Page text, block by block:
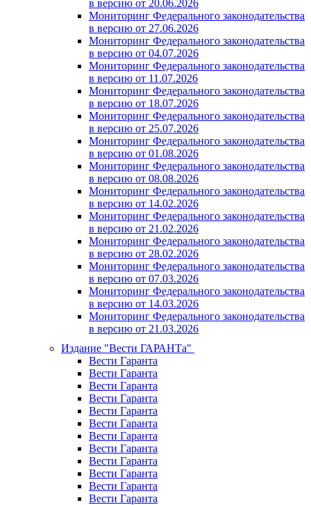
в версию от 20.06.2026
Мониторинг Федерального законодательства
в версию от 27.06.2026
Мониторинг Федерального законодательства
в версию от 04.07.2026
Мониторинг Федерального законодательства
в версию от 11.07.2026
Мониторинг Федерального законодательства
в версию от 18.07.2026
Мониторинг Федерального законодательства
в версию от 25.07.2026
Мониторинг Федерального законодательства
в версию от 01.08.2026
Мониторинг Федерального законодательства
в версию от 08.08.2026
Мониторинг Федерального законодательства
в версию от 14.02.2026
Мониторинг Федерального законодательства
в версию от 21.02.2026
Мониторинг Федерального законодательства
в версию от 28.02.2026
Мониторинг Федерального законодательства
в версию от 07.03.2026
Мониторинг Федерального законодательства
в версию от 14.03.2026
Мониторинг Федерального законодательства
в версию от 21.03.2026
Издание "Вести ГАРАНТа"
Вести Гаранта
Вести Гаранта
Вести Гаранта
Вести Гаранта
Вести Гаранта
Вести Гаранта
Вести Гаранта
Вести Гаранта
Вести Гаранта
Вести Гаранта
Вести Гаранта
Вести Гаранта